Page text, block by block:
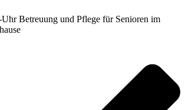
Betreuung und Pflege für Senioren im